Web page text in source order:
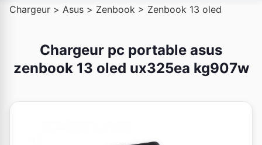
Chargeur > Asus > Zenbook > Zenbook 13 oled
Chargeur pc portable asus
zenbook 13 oled ux325ea kg907w